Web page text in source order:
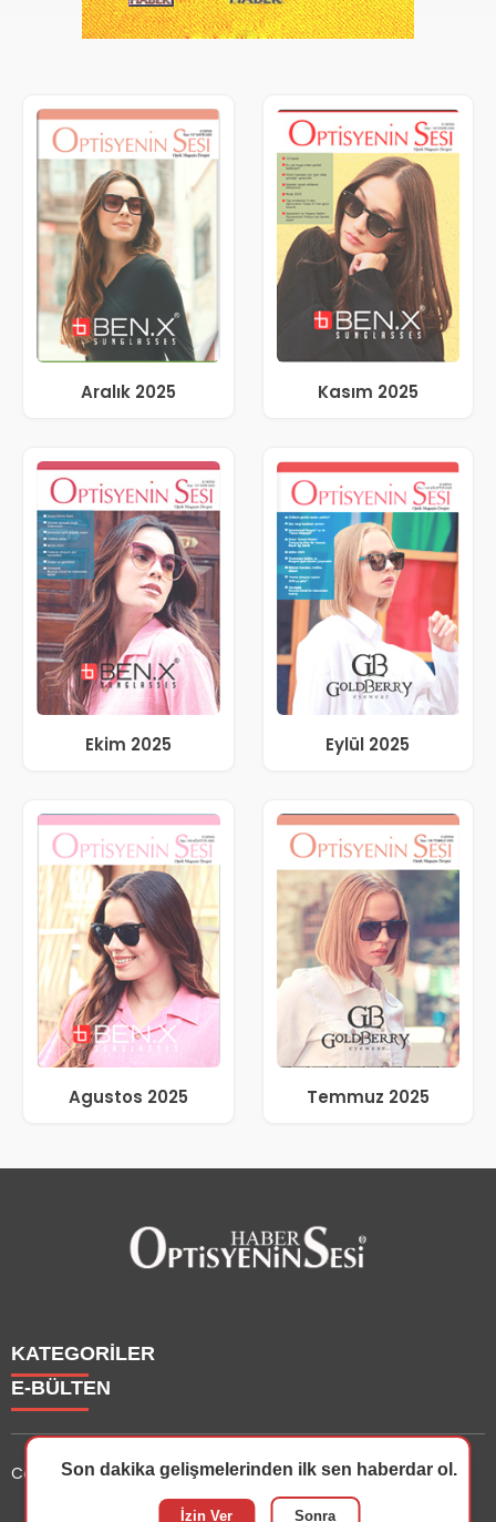
Aralık 2025 Kasım 2025
Ekim 2025 Eylül 2025
Agustos 2025 Temmuz 2025
KATEGORİLER
Haberler
Yazarlarımız
Etkinlik
E-BÜLTEN
optisyeninsesi.come-bültenine abone olarak, tarafınıza
Copyright © 2025 OptisyeninSesi Tüm Hakları Saklıdır.
Son dakika gelişmelerinden ilk sen haberdar ol.
İzin Ver Sonra